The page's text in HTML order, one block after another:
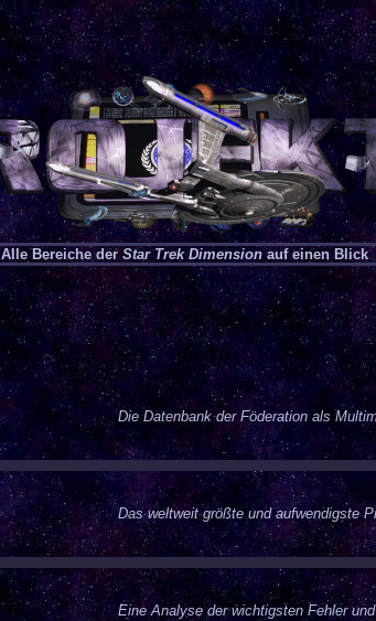
Alle Bereiche derStar Trek Dimensionauf einen Blick
Die Datenbank der Föderation als
Das weltweit größte und aufwendigste
Eine Analyse der wichtigsten Fehler